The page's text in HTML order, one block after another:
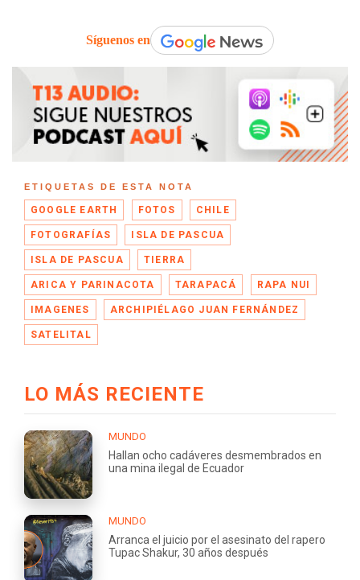
Síguenos en
ETIQUETAS DE ESTA NOTA
GOOGLE EARTH FOTOS CHILE
FOTOGRAFÍAS ISLA DE PASCUA
ISLA DE PASCUA TIERRA
ARICA Y PARINACOTA TARAPACÁ RAPA NUI
IMAGENES ARCHIPIÉLAGO JUAN FERNÁNDEZ
SATELITAL
LO MÁS RECIENTE
MUNDO
Hallan ocho cadáveres desmembrados en
una mina ilegal de Ecuador
MUNDO
Arranca el juicio por el asesinato del rapero
Tupac Shakur, 30 años después